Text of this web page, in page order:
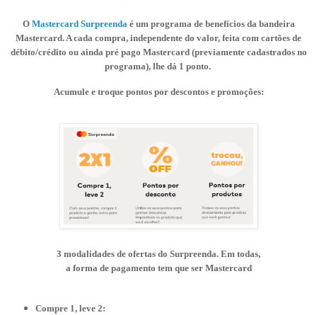
O Mastercard Surpreenda é um programa de benefícios da bandeira
Mastercard. A cada compra, independente do valor, feita com cartões de
débito/crédito ou ainda pré pago Mastercard (previamente cadastrados no
programa), lhe dá 1 ponto.
Acumule e troque pontos por descontos e promoções:
3 modalidades de ofertas do Surpreenda. Em todas,
a forma de pagamento tem que ser Mastercard
Compre 1, leve 2: